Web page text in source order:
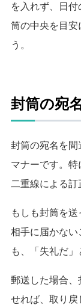
を入れず、日付
筒の中央を目安
う。
封筒の宛
封筒の宛名を
マナーです。 特
二重線による訂
もしも封筒を
相手に届かない
も、「失礼だ」
郵送した場合、
せれば、取り戻